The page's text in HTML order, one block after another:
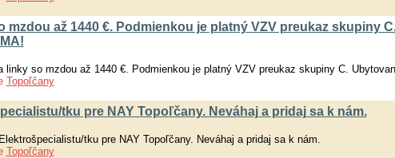
mzdou až 1440 €. Podmienkou je platný VZV preukaz skupiny
linky so mzdou až 1440 €. Podmienkou je platný VZV preukaz skupiny C.
Topoľčany
tku pre NAY Topoľčany. Neváhaj a pridaj sa k nám.
tku pre NAY Topoľčany. Neváhaj a pridaj sa k nám.
Topoľčany